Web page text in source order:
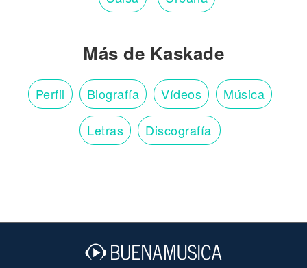
Más de Kaskade
Perfil Biografía Vídeos Música
Letras Discografía